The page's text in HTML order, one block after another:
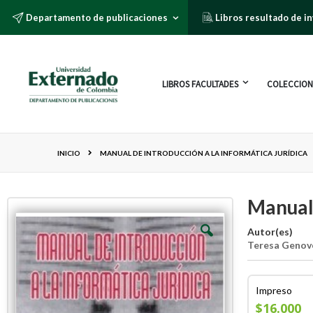
Departamento de publicaciones Libros resultado de
LIBROS FACULTADES
INICIO MANUAL DE INTRODUCCIÓN A LA INFORMÁTICA JURÍDICA
Autor(es)
Teresa
Impreso
$16.000